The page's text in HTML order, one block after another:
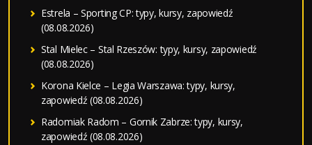
Estrela – Sporting CP: typy, kursy, zapowiedź
(08.08.2026)
Stal Mielec – Stal Rzeszów: typy, kursy, zapowiedź
(08.08.2026)
Korona Kielce – Legia Warszawa: typy, kursy,
zapowiedź (08.08.2026)
Radomiak Radom – Gornik Zabrze: typy, kursy,
zapowiedź (08.08.2026)